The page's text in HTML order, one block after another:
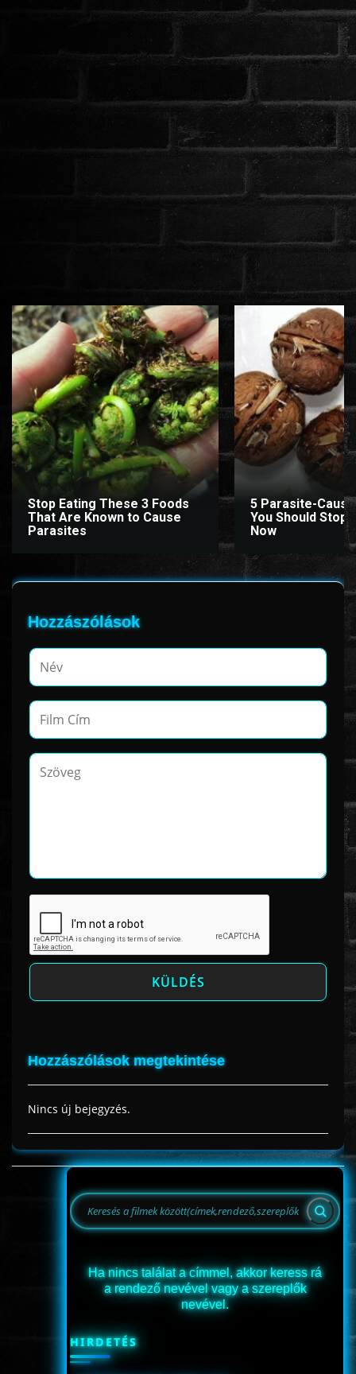
Stop Eating These 3 Foods
That Are Known to Cause
Parasites
5 Parasite-
You Should Stop
Now
Hozzászólások
Hozzászólások megtekintése
Nincs új bejegyzés.
Ha nincs találat a címmel, akkor keress rá
a rendező nevével vagy a szereplők
nevével.
HIRDETÉS